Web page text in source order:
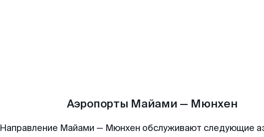
Аэропорты Майами — Мюнхен
Направление Майами — Мюнхен обслуживают следующие